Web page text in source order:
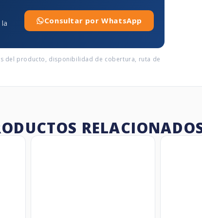
Consultar por WhatsApp
del producto, disponibilidad de cobertura, ruta de